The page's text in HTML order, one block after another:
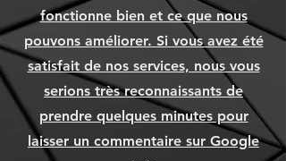
Ajouter au panier
Ajouter au panier
Ajouter au panier
Ajouter au panier
Prix
79,99 $
Ajouter au panier
Prix
79,99 $
Ajouter au panier
Ajouter au panier
Ajouter au panier
Prix
1 049,99 $
Ajouter au panier
Ajouter au panier
Ajouter au panier
Ajouter au panier
fonctionne bien et ce que nous
pouvons améliorer. Si vous avez été
satisfait de nos services, nous vous
serions très reconnaissants de
prendre quelques minutes pour
laisser un commentaire sur Google